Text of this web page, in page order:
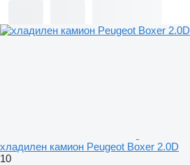
хладилен камион Peugeot Boxer 2.0D
10